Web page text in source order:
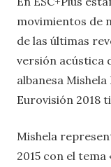
movimientos de
de las últimas
versión acústica
albanesa
Eurovisión 2018
Mishela
2015 con el tema